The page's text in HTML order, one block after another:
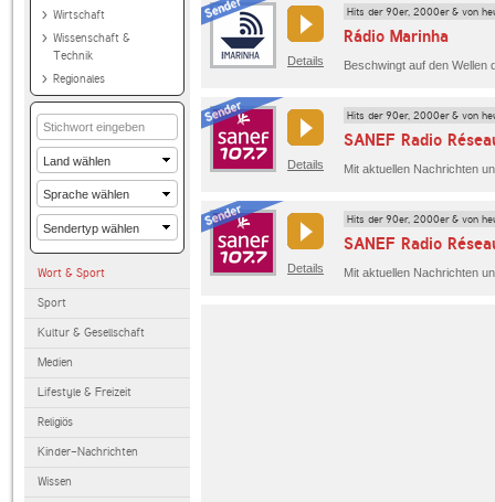
Wirtschaft
Wissenschaft &
Technik
Regionales
Wort & Sport
Sport
Kultur & Gesellschaft
Medien
Lifestyle & Freizeit
Religiös
Kinder-Nachrichten
Wissen
Details
Hits der 90er, 2000er & von
Rádio Marinha
Details
Hits der 90er, 2000er & von
SANEF Radio
Details
Hits der 90er, 2000er & von
SANEF Radio